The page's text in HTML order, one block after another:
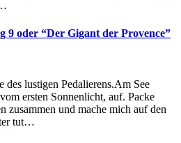
9 oder “Der Gigant der Provence”
des lustigen Pedalierens.Am See
ersten Sonnenlicht, auf. Packe
zusammen und mache mich auf den
tut…